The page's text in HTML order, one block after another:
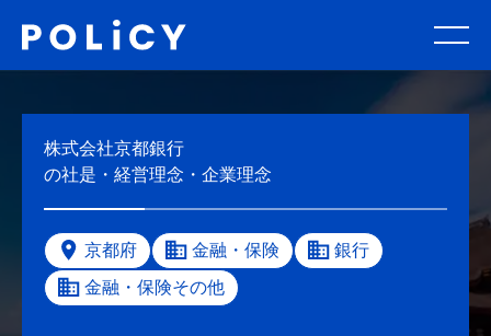
株式会社京都銀行
の社是・経営理念・企業理念
京都府 金融・保険
銀行
金融・保険その他